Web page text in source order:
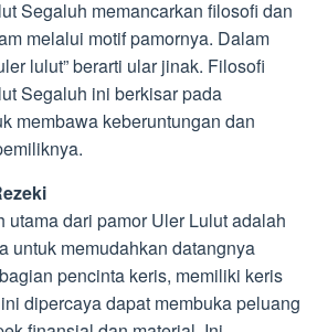
Segaluh memancarkan filosofi dan
melalui motif pamornya. Dalam
lulut” berarti ular jinak. Filosofi
Segaluh ini berkisar pada
membawa keberuntungan dan
utama dari pamor Uler Lulut adalah
untuk memudahkan datangnya
pencinta keris, memiliki keris
dipercaya dapat membuka peluang